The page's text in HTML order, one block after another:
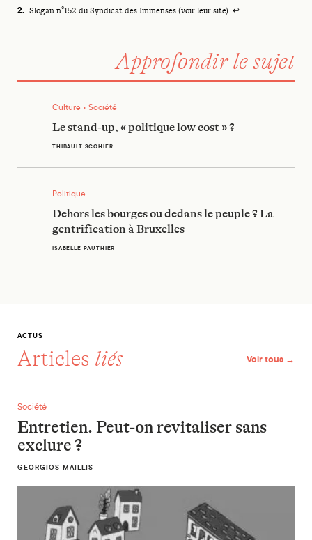
Approfondir le sujet
Culture • Société
Le stand-up, « politique low cost » ?
THIBAULT SCOHIER
Politique
Dehors les bourges ou dedans le peuple ? La
gentrification à Bruxelles
ISABELLE PAUTHIER
Slogan n°152 du Syndicat des Immenses (voir leur site). ↩
ACTUS
Articles liés Voir tous →
Entretien. Peut-on revitaliser sans exclure ?
Société
Entretien. Peut-on revitaliser sans
exclure ?
GEORGIOS MAILLIS